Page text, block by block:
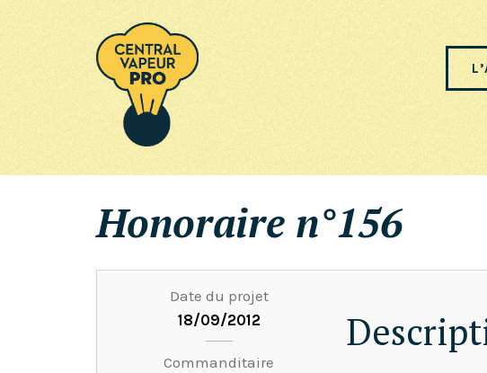
Honoraire n°156
Date du projet
18/09/2012
Commanditaire